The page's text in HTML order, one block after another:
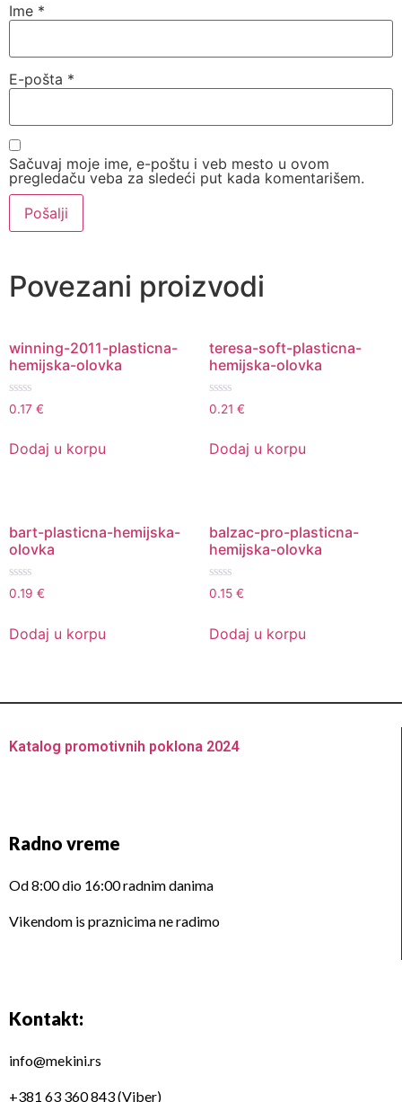
Ime *
E-pošta *
Sačuvaj moje ime, e-poštu i veb mesto u ovom
pregledaču veba za sledeći put kada komentarišem.
Povezani proizvodi
winning-2011-plasticna-
hemijska-olovka
Ocenjeno
sa
od
5
0.17 €
Dodaj u korpu
teresa-soft-plasticna-
hemijska-olovka
Ocenjeno
sa
od
5
0.21 €
Dodaj u korpu
bart-plasticna-hemijska-
olovka
Ocenjeno
sa
5
0.19 €
Dodaj u korpu
balzac-pro-plasticna-
hemijska-olovka
Ocenjeno
sa
5
0.15 €
Dodaj u korpu
Katalog promotivnih poklona 2024
Radno vreme
Od 8:00 dio 16:00 radnim danima
Vikendom is praznicima ne radimo
Kontakt:
info@mekini.rs
+381 63 360 843 (Viber)